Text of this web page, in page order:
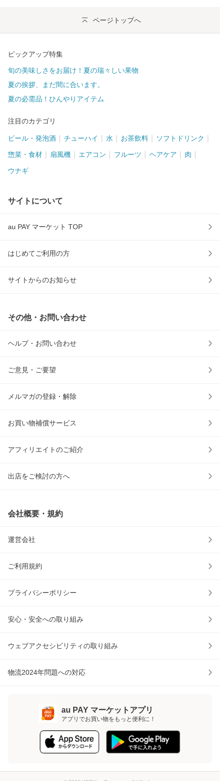
ページトップへ
ピックアップ特集
旬の美味しさをお届け！夏の瑞々しい果物
夏の挨拶、まだ間に合います。
夏の必需品！ひんやりアイテム
注目のカテゴリ
ビール・発泡酒 チューハイ 水 お茶飲料 ソフトドリンク
惣菜・食材 扇風機 エアコン フルーツ ヘアケア 肉
ウナギ
サイトについて
au PAY マーケット TOP
はじめてご利用の方
サイトからのお知らせ
その他・お問い合わせ
ヘルプ・お問い合わせ
ご意見・ご要望
メルマガの登録・解除
お買い物補償サービス
アフィリエイトのご紹介
出店をご検討の方へ
会社概要・規約
運営会社
ご利用規約
プライバシーポリシー
安心・安全への取り組み
ウェブアクセシビリティの取り組み
物流2024年問題への対応
au PAY マーケットアプリ
アプリでお買い物をもっと便利に！